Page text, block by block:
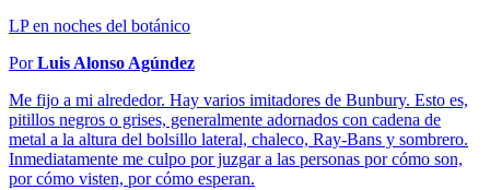
LP en noches del botánico
PorLuis Alonso Agúndez
Me fijo a mi alrededor. Hay varios imitadores de Bunbury. Esto es,
pitillos negros o grises, generalmente adornados con cadena de
metal a la altura del bolsillo lateral, chaleco, Ray-Bans y sombrero.
Inmediatamente me culpo por juzgar a las personas por cómo son,
por cómo visten, por cómo esperan.